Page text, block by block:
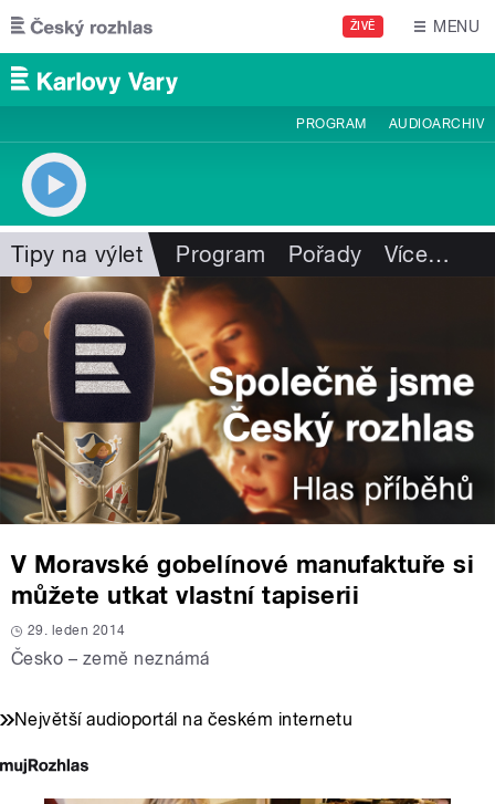
Přejít k hlavnímu obsahu
ŽIVĚ MENU
PROGRAM AUDIOARCHIV
Tipy na výlet Program Pořady Více…
V Moravské gobelínové manufaktuře si
můžete utkat vlastní tapiserii
29. leden 2014
Česko – země neznámá
Největší audioportál na českém internetu